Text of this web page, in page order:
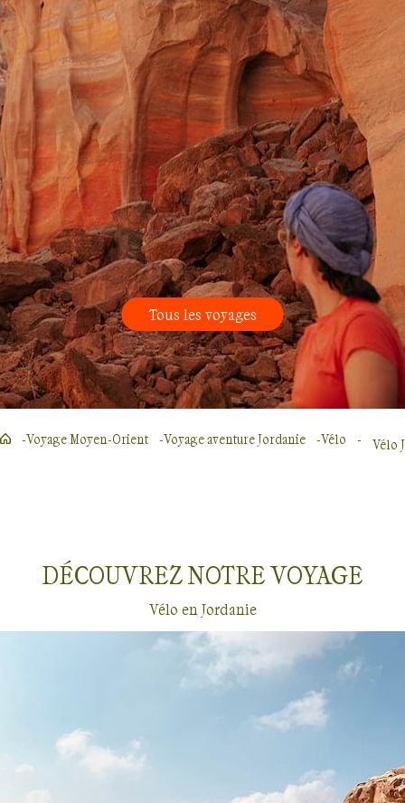
Tous les voyages
Voyage Moyen-Orient Voyage aventure Jordanie Vélo Vélo
DÉCOUVREZ NOTREVOYAGE
Vélo en Jordanie